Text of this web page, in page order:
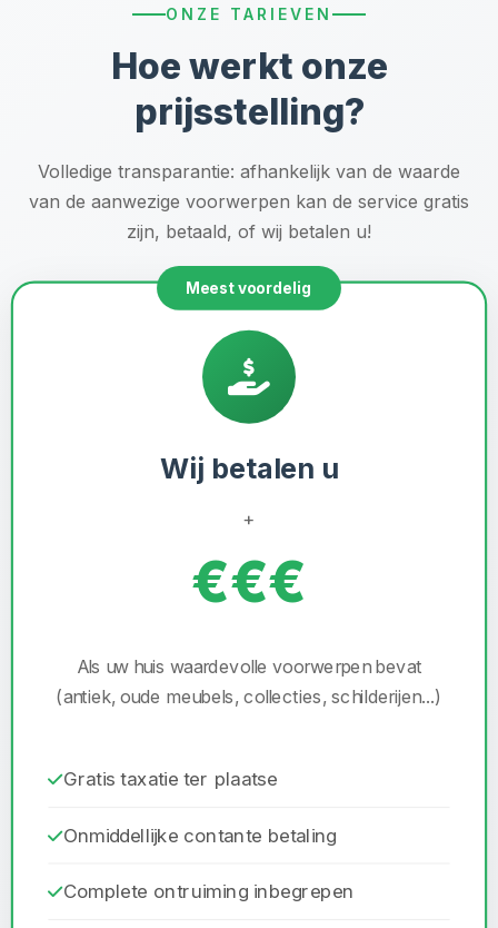
ONZE TARIEVEN
Hoe werkt onze
prijsstelling?
Volledige transparantie: afhankelijk van de waarde
van de aanwezige voorwerpen kan de service gratis
zijn, betaald, of wij betalen u!
Meest voordelig
Wij betalen u
+
€€€
Als uw huis waardevolle voorwerpen bevat
(antiek, oude meubels, collecties, schilderijen...)
Gratis taxatie ter plaatse
Onmiddellijke contante betaling
Complete ontruiming inbegrepen